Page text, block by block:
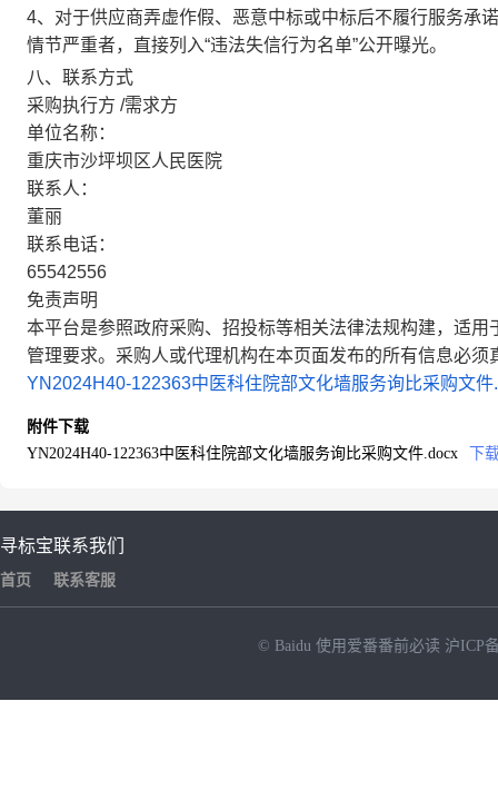
4、对于供应商弄虚作假、恶意中标或中标后不履行服务承
情节严重者，直接列入“违法失信行为名单”公开曝光。
八、联系方式
采购执行方 /需求方
单位名称：
重庆市沙坪坝区人民医院
联系人：
董丽
联系电话：
65542556
免责声明
本平台是参照政府采购、招投标等相关法律法规构建，适
管理要求。采购人或代理机构在本页面发布的所有信息必
YN2024H40-122363中医科住院部文化墙服务询比采购文件
附件下载
YN2024H40-122363中医科住院部文化墙服务询比采购文件.docx
下
寻标宝
首页
联系我们
联系客服
© Baidu 使用爱番番前必读 沪ICP